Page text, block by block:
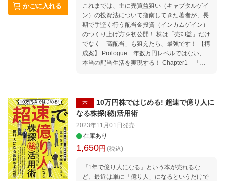
かごに入れる
これまでは、主に売買益狙い（キャプタルゲイ
ン）の投資法について指南してきた著者が、長
期で手堅く行う配当金投資（インカムゲイン）
のつくり上げ方を初公開！ 株は「売却益」だけ
でなく「高配当」も狙えたら、最強です！ 【構
成案】 Prologue 年数万円レベルではない、
本当の配当生活を実現する！ Chapter1 「高
ニュースや国策はこう読み解く！ファンダメ
ンタルの作法 Epilogue 知って得する！ 一
生保有の銘柄10選＆新NISAの作法
本
10万円株ではじめる! 超速で億り人に
なる株探(秘)活用術
2023年11月01日発売
在庫あり
1,650円 (税込)
『1年で億り人になる』という本が売れるな
ど、最近は単に「億り人」になるというだけで